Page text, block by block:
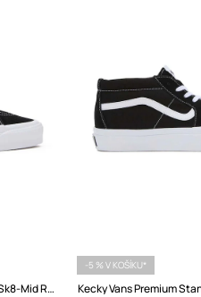
Kecky Vans Premium Standards Sk8-Mid Reissue 83
-5 % V KOŠÍKU*